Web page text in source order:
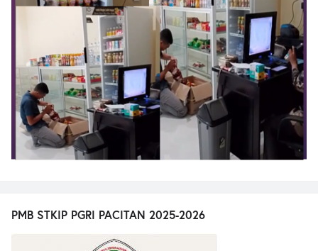
PMB STKIP PGRI PACITAN 2025-2026